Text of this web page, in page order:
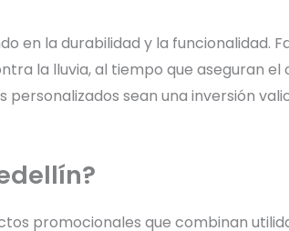
en la durabilidad y la funcionalidad.
la lluvia, al tiempo que aseguran el
sean una inversión
promocionales que combinan